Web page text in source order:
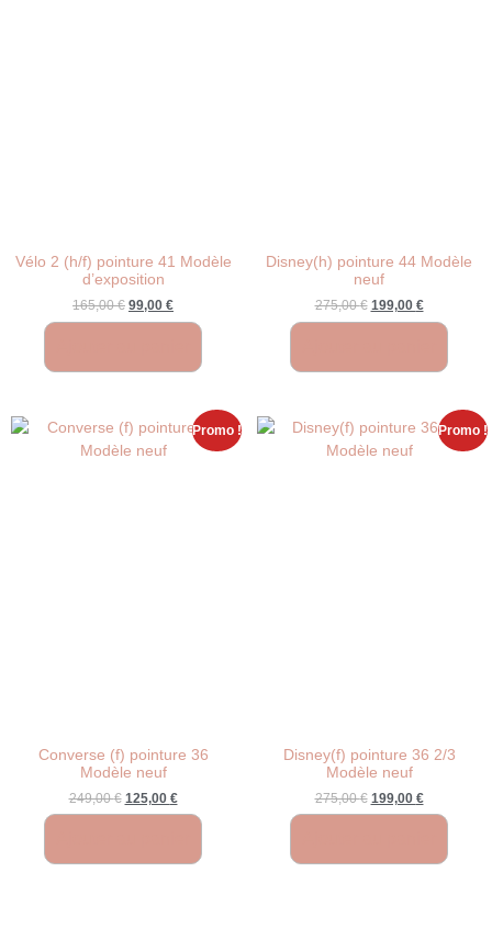
Vélo 2 (h/f) pointure 41 Modèle
d’exposition
165,00€ 99,00 €
Disney(h) pointure 44 Modèle
neuf
275,00€ 199,00 €
Promo !
Converse (f) pointure 36
Modèle neuf
249,00€ 125,00 €
Promo !
Disney(f) pointure 36 2/3
Modèle neuf
275,00€ 199,00 €